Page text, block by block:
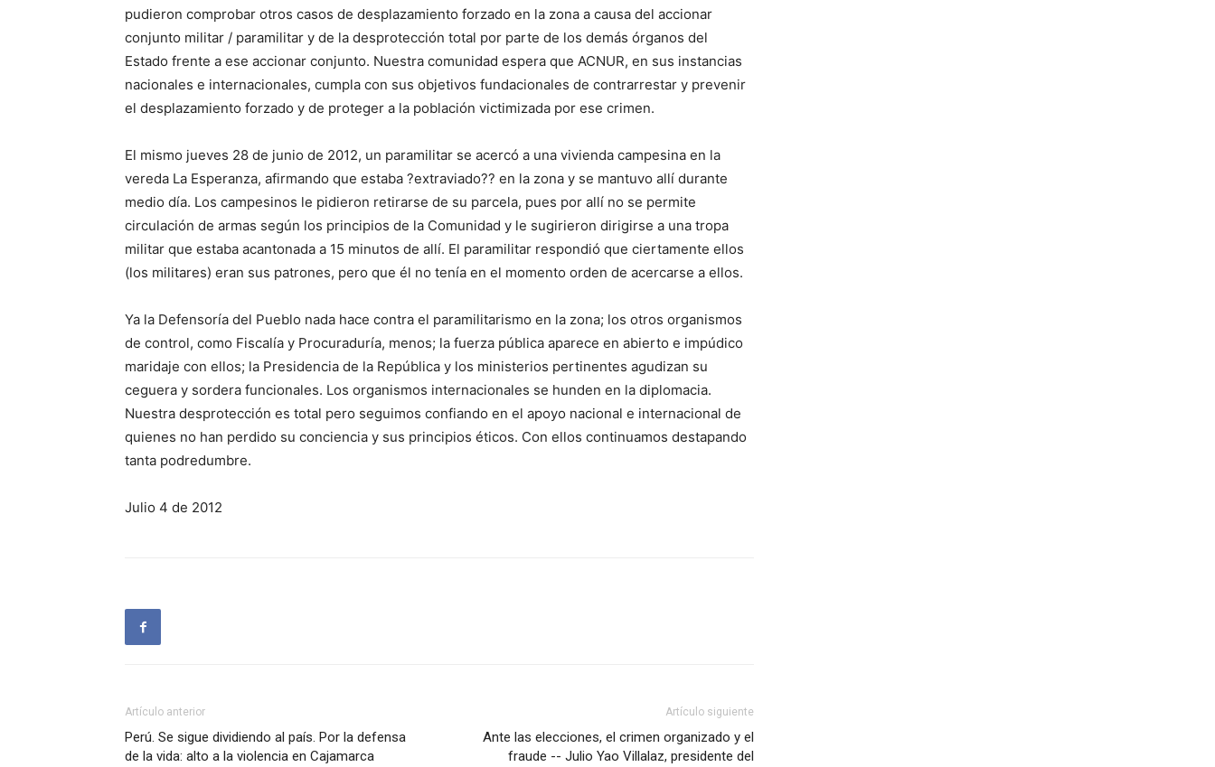
pudieron comprobar otros casos de desplazamiento forzado en la zona a causa del accionar
conjunto militar / paramilitar y de la desprotección total por parte de los demás órganos del
Estado frente a ese accionar conjunto. Nuestra comunidad espera que ACNUR, en sus instancias
nacionales e internacionales, cumpla con sus objetivos fundacionales de contrarrestar y prevenir
el desplazamiento forzado y de proteger a la población victimizada por ese crimen.
El mismo jueves 28 de junio de 2012, un paramilitar se acercó a una vivienda campesina en la
vereda La Esperanza, afirmando que estaba ?extraviado?? en la zona y se mantuvo allí durante
medio día. Los campesinos le pidieron retirarse de su parcela, pues por allí no se permite
circulación de armas según los principios de la Comunidad y le sugirieron dirigirse a una tropa
militar que estaba acantonada a 15 minutos de allí. El paramilitar respondió que ciertamente ellos
(los militares) eran sus patrones, pero que él no tenía en el momento orden de acercarse a ellos.
Ya la Defensoría del Pueblo nada hace contra el paramilitarismo en la zona; los otros organismos
de control, como Fiscalía y Procuraduría, menos; la fuerza pública aparece en abierto e impúdico
maridaje con ellos; la Presidencia de la República y los ministerios pertinentes agudizan su
ceguera y sordera funcionales. Los organismos internacionales se hunden en la diplomacia.
Nuestra desprotección es total pero seguimos confiando en el apoyo nacional e internacional de
quienes no han perdido su conciencia y sus principios éticos. Con ellos continuamos destapando
tanta podredumbre.
Julio 4 de 2012
Artículo anterior
Perú. Se sigue dividiendo al país. Por la defensa
de la vida: alto a la violencia en Cajamarca
Artículo siguiente
Ante las elecciones, el crimen organizado y el
fraude -- Julio Yao Villalaz, presidente del